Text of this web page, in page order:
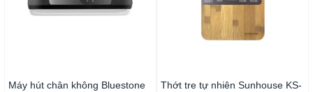
Máy hút chân không Bluestone
Thớt tre tự nhiên Sunhouse KS-